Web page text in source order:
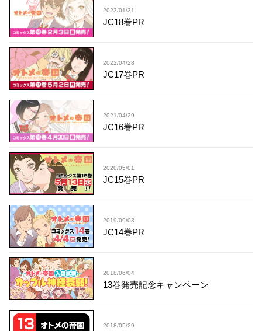
2023/01/31
JC18巻PR
2022/04/28
JC17巻PR
2021/04/29
JC16巻PR
2020/05/01
JC15巻PR
2019/09/03
JC14巻PR
2018/06/04
13巻発売記念キャンペーン
2018/05/29